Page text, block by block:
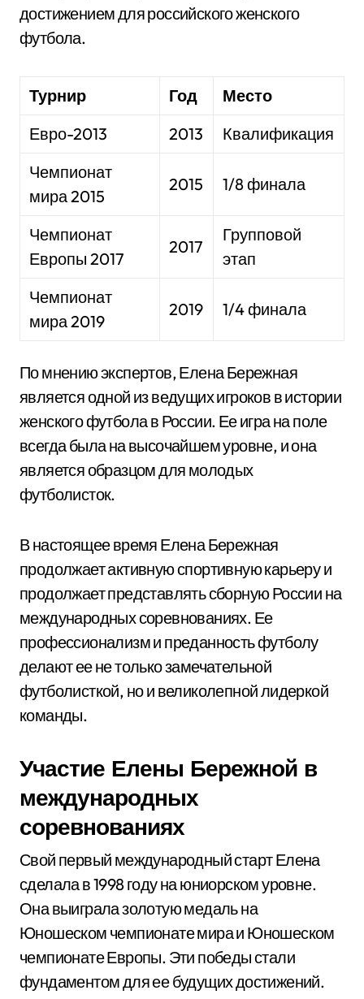
достижением для российского женского
футбола.
Турнир Год
Место
Евро-2013
2013
Квалификация
Чемпионат
мира 2015
2015 1/8 финала
Чемпионат
Европы 2017
2017
Групповой
этап
Чемпионат
мира 2019
2019 1/4 финала
По мнению экспертов, Елена Бережная
является одной из ведущих игроков в истории
женского футбола в России. Ее игра на поле
всегда была на высочайшем уровне, и она
является образцом для молодых
футболисток.
В настоящее время Елена Бережная
продолжает активную спортивную карьеру и
продолжает представлять сборную России на
международных соревнованиях. Ее
профессионализм и преданность футболу
делают ее не только замечательной
футболисткой, но и великолепной лидеркой
команды.
Участие Елены Бережной в
международных
соревнованиях
Свой первый международный старт Елена
сделала в 1998 году на юниорском уровне.
Она выиграла золотую медаль на
Юношеском чемпионате мира и Юношеском
чемпионате Европы. Эти победы стали
фундаментом для ее будущих достижений.